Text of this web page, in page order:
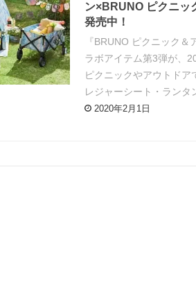
ン×BRUNO ピクニッ
発売中！
『BRUNO ピクニック
ラボアイテム第3弾が、
ピクニックやアウトドア
レジャーシート・ランタ
2020年2月1日